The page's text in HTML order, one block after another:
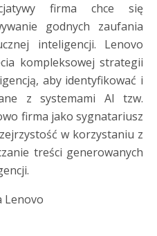
firma chce się
godnych zaufania
inteligencji. Lenovo
kompleksowej strategii
aby identyfikować i
z systemami AI tzw.
firma jako sygnatariusz
w korzystaniu z
treści generowanych
Lenovo